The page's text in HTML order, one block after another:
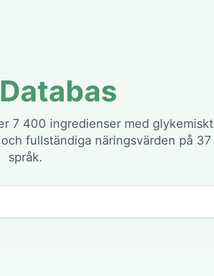
Databas
7 400 ingredienser med glykemiskt
fullständiga näringsvärden på 37
språk.